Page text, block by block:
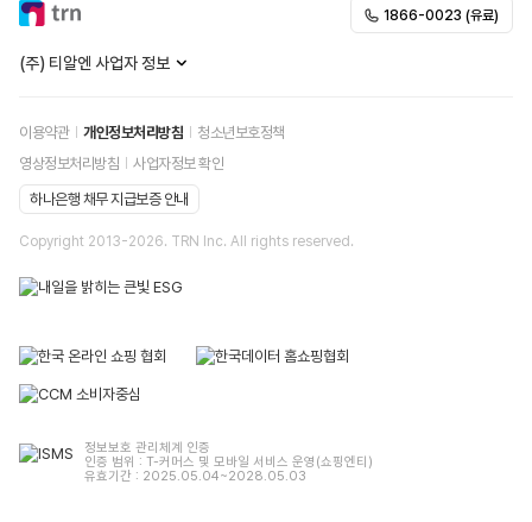
(주) 티알엔 사업자 정보
이용약관 개인정보처리방침
청소년보호정책
영상정보처리방침
사업자정보 확인
하나은행 채무 지급보증 안내
Copyright 2013-2026. TRN Inc. All rights reserved.
정보보호 관리체계 인증
인증 범위 : T-커머스 및 모바일 서비스 운영(쇼핑엔티)
유효기간 : 2025.05.04~2028.05.03
1866-0023 (유료)